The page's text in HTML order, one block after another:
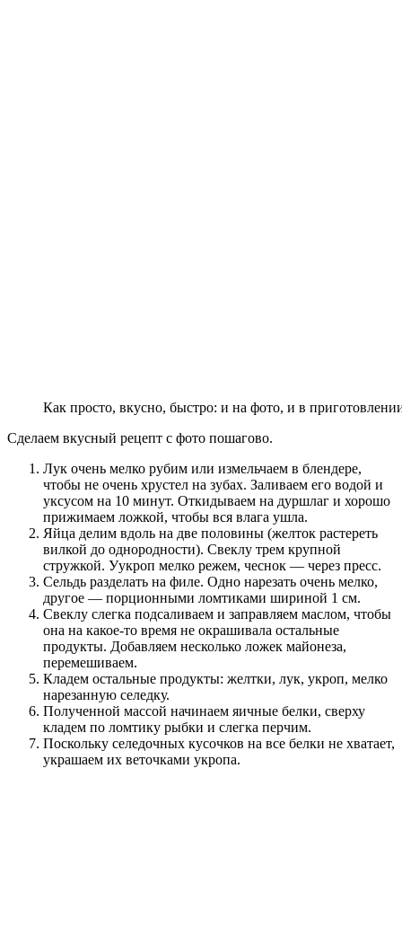
Как просто, вкусно, быстро: и на фото, и в
Сделаем вкусный рецепт с фото пошагово.
Лук очень мелко рубим или измельчаем в блендере,
чтобы не очень хрустел на зубах. Заливаем его водой и
уксусом на 10 минут. Откидываем на дуршлаг и хорошо
прижимаем ложкой, чтобы вся влага ушла.
Яйца делим вдоль на две половины (желток растереть
вилкой до однородности). Свеклу трем крупной
стружкой. Уукроп мелко режем, чеснок — через пресс.
Сельдь разделать на филе. Одно нарезать очень мелко,
другое — порционными ломтиками шириной 1 см.
Свеклу слегка подсаливаем и заправляем маслом, чтобы
она на какое-то время не окрашивала остальные
продукты. Добавляем несколько ложек майонеза,
перемешиваем.
Кладем остальные продукты: желтки, лук, укроп, мелко
нарезанную селедку.
Полученной массой начинаем яичные белки, сверху
кладем по ломтику рыбки и слегка перчим.
Поскольку селедочных кусочков на все белки не хватает,
украшаем их веточками укропа.